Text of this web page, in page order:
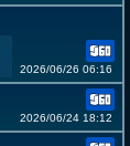
2026/06/26 06:16
2026/06/24 18:12